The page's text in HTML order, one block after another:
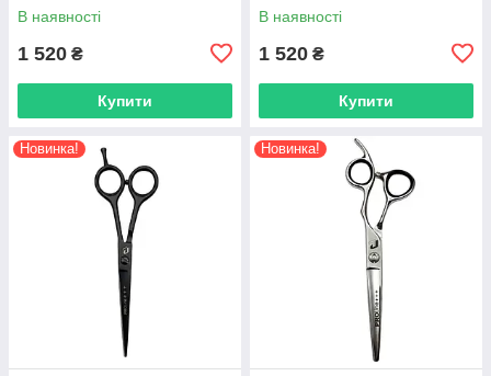
В наявності
1 520 ₴
Купити
В наявності
1 520 ₴
Купити
Новинка! Новинка!